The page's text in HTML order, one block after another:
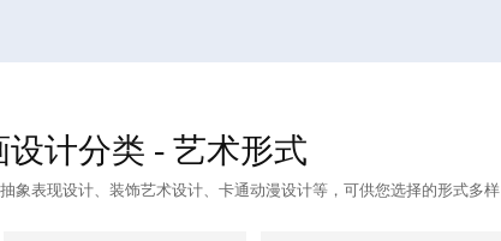
设计分类 - 艺术形式
抽象表现设计 装饰艺术设计 卡通动漫设计等，可供您选择的形式多样